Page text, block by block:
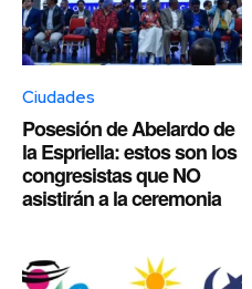
Ciudades
Posesión de Abelardo de
la Espriella: estos son los
congresistas que NO
asistirán a la ceremonia